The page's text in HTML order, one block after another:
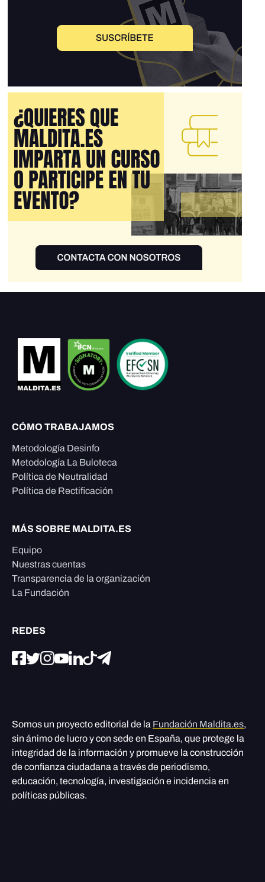
CÓMO TRABAJAMOS
Metodología Desinfo
Metodología La Buloteca
Política de Neutralidad
Política de Rectificación
MÁS SOBRE MALDITA.ES
Equipo
Nuestras cuentas
Transparencia de la organización
La Fundación
REDES
Somos un proyecto editorial de la Fundación Maldita.es,
sin ánimo de lucro y con sede en España, que protege la
integridad de la información y promueve la construcción
de confianza ciudadana a través de periodismo,
educación, tecnología, investigación e incidencia en
políticas públicas.